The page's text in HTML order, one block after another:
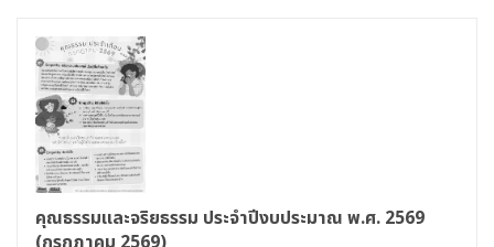
คุณธรรมและจริยธรรม ประจำปีงบประมาณ พ.ศ. 2569